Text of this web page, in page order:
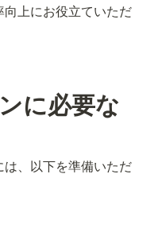
上にお役立ていただ
に必要な
は、以下を準備いただ